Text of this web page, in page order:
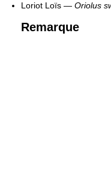
Loriot Loïs — Oriolus
Remarque